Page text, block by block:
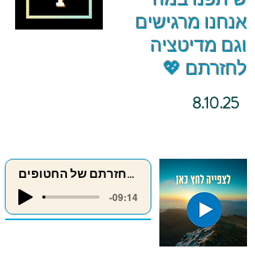
אנחנו מרגישים
וגם מדיטציה
לחזרתם 💖
8.10.25
מדיטציה לחזרתם של החטופים
-09:14